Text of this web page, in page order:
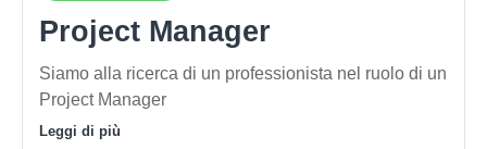
Project Manager
Siamo alla ricerca di un professionista nel ruolo di un
Project Manager
Leggi di più